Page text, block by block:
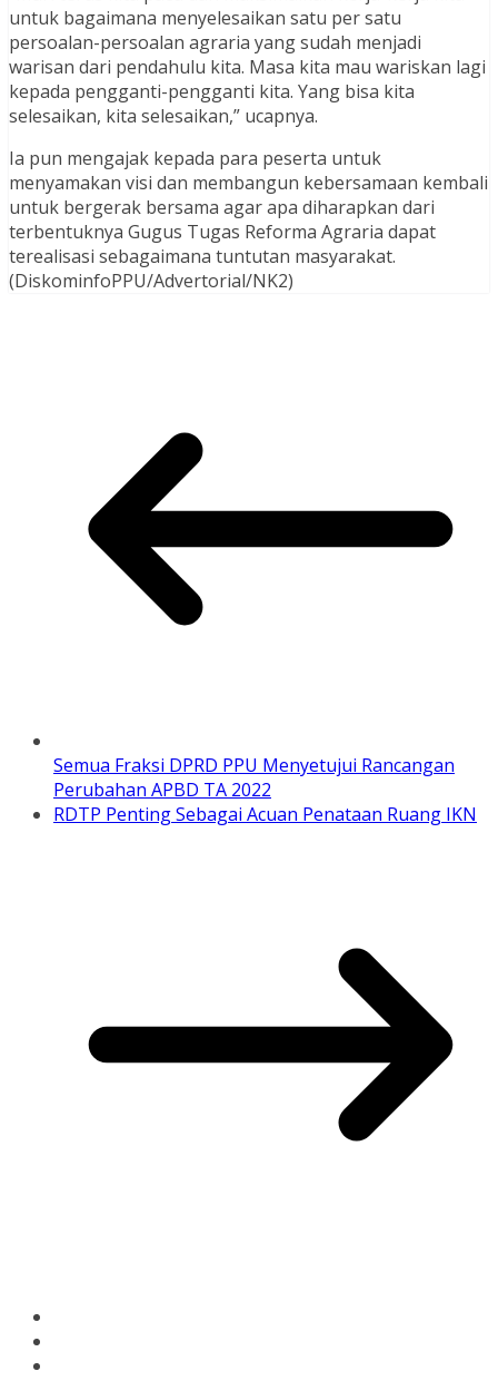
untuk bagaimana menyelesaikan satu per satu
persoalan-persoalan agraria yang sudah menjadi
warisan dari pendahulu kita. Masa kita mau wariskan lagi
kepada pengganti-pengganti kita. Yang bisa kita
selesaikan, kita selesaikan,” ucapnya.
Ia pun mengajak kepada para peserta untuk
menyamakan visi dan membangun kebersamaan kembali
untuk bergerak bersama agar apa diharapkan dari
terbentuknya Gugus Tugas Reforma Agraria dapat
terealisasi sebagaimana tuntutan masyarakat.
(DiskominfoPPU/Advertorial/NK2)
Semua Fraksi DPRD PPU Menyetujui Rancangan
Perubahan APBD TA 2022
RDTP Penting Sebagai Acuan Penataan Ruang IKN